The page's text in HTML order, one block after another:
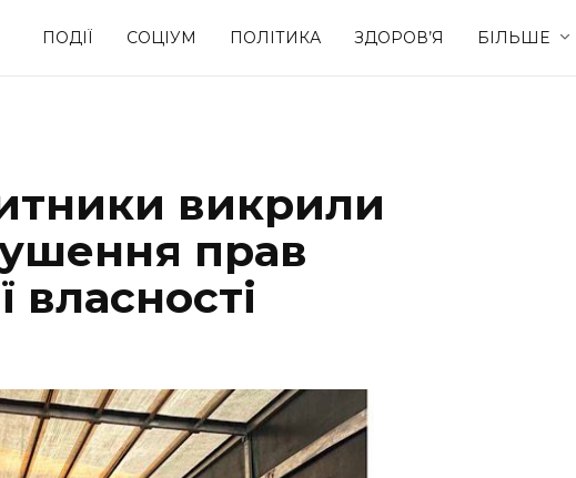
ПОДІЇ СОЦІУМ ПОЛІТИКА ЗДОРОВ’Я БІЛЬШЕ
Спорт
викрили
прав
власності